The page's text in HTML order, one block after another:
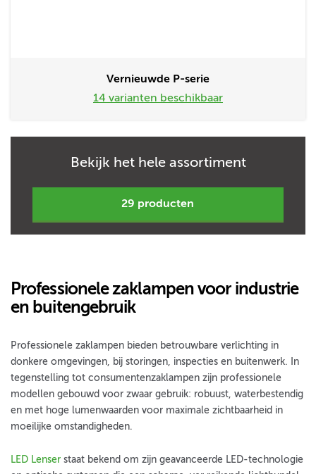
Vernieuwde P-serie
14 varianten beschikbaar
Bekijk het hele assortiment
29 producten
Professionele zaklampen voor industrie
en buitengebruik
Professionele zaklampen bieden betrouwbare verlichting in
donkere omgevingen, bij storingen, inspecties en buitenwerk. In
tegenstelling tot consumentenzaklampen zijn professionele
modellen gebouwd voor zwaar gebruik: robuust, waterbestendig
en met hoge lumenwaarden voor maximale zichtbaarheid in
moeilijke omstandigheden.
LED Lenser staat bekend om zijn geavanceerde LED-technologie